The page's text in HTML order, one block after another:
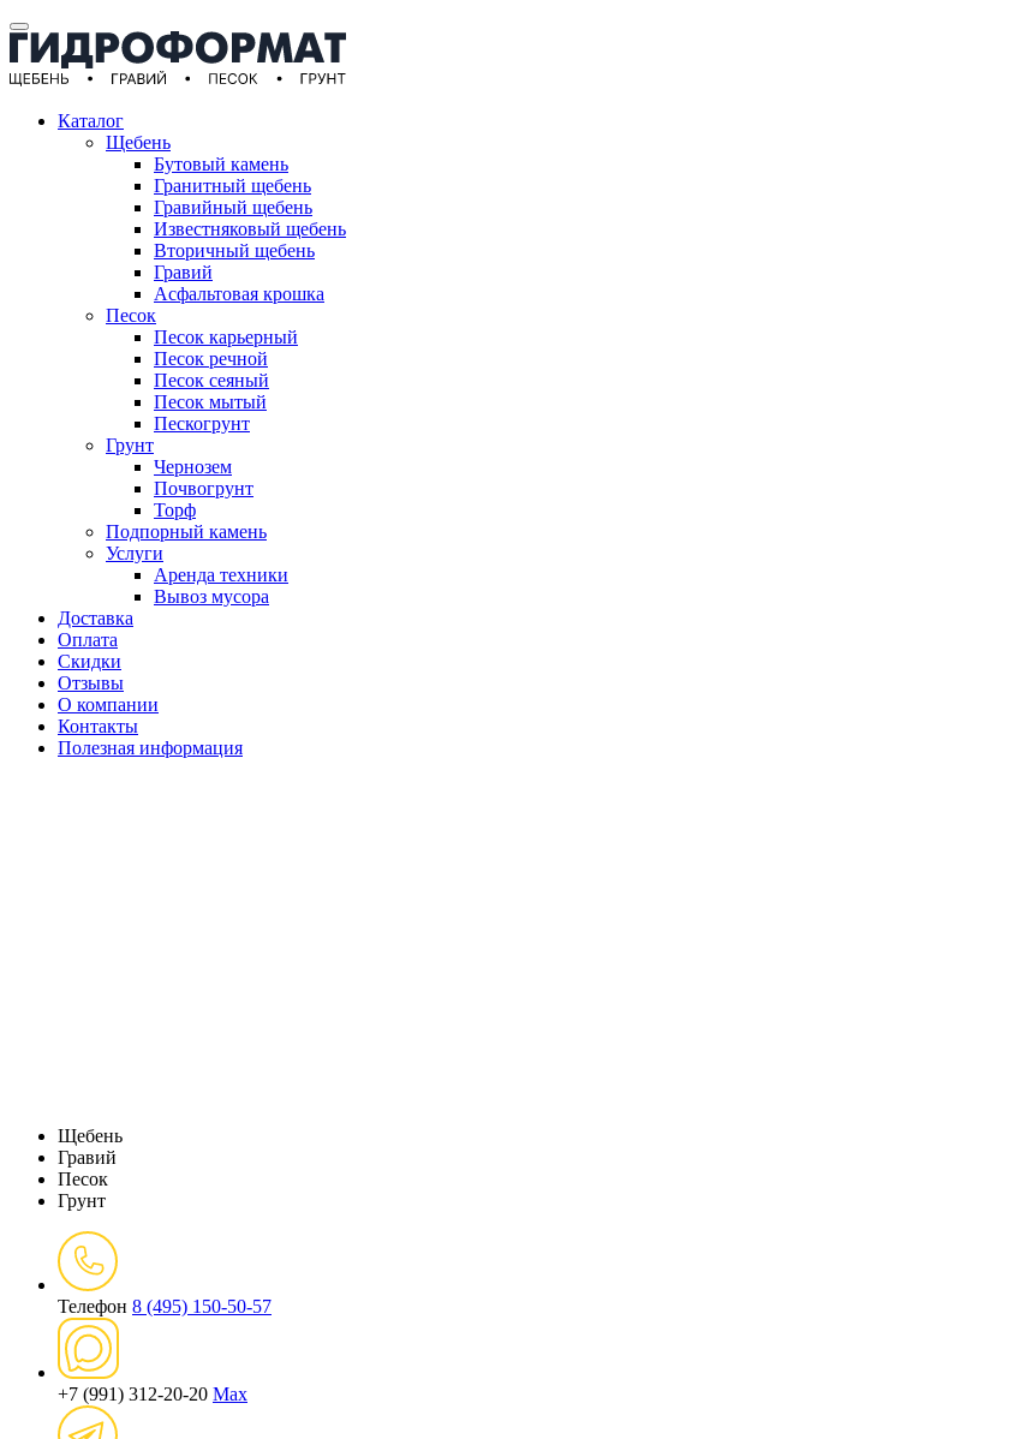
Каталог
Щебень
Бутовый камень
Гранитный щебень
Гравийный щебень
Известняковый щебень
Вторичный щебень
Гравий
Асфальтовая крошка
Песок
Песок карьерный
Песок речной
Песок сеяный
Песок мытый
Пескогрунт
Грунт
Чернозем
Почвогрунт
Торф
Подпорный камень
Услуги
Аренда техники
Вывоз мусора
Доставка
Оплата
Скидки
Отзывы
О компании
Контакты
Полезная информация
Щебень
Гравий
Песок
Грунт
Телефон 8 (495) 150-50-57
+7 (991) 312-20-20 Max